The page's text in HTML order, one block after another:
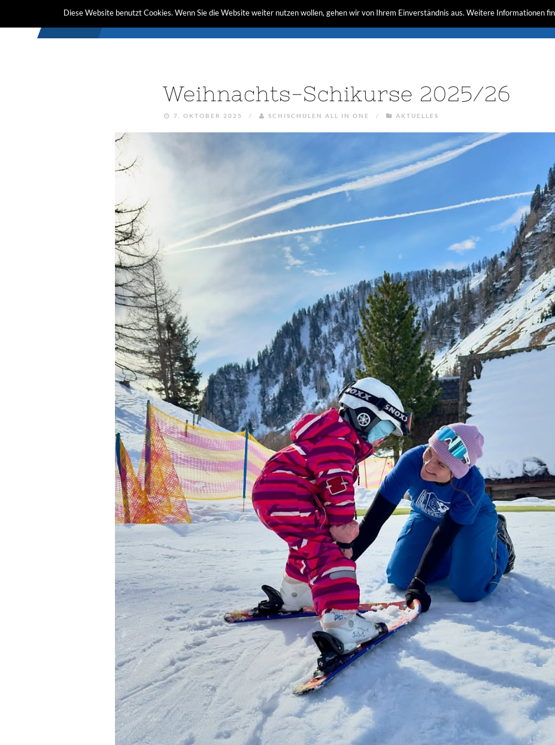
Weihnachts-Schikurse 2025/26
7. OKTOBER 2025 / SCHISCHULEN ALL IN ONE / AKTUELLES
Diese Website benutzt Cookies. Wenn Sie die Website weiter nutzen wollen, gehen wir von Ihrem Einverständnis aus. Weitere Informationen